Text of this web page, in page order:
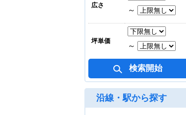
賃料合計
地上 4/9
43.84坪(144.672㎡)
南船場DSビル
賃料合計
1,054,320
広さ
～
坪単価
～
沿線・駅から探す